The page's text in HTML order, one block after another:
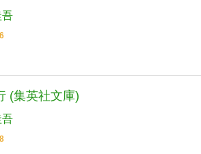
吾
(集英社文庫)
吾